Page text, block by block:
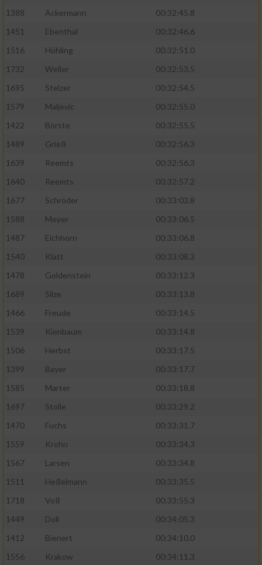
1388
Ackermann
00:32:45.8
1451
Ebenthal
00:32:46.6
1516
Höhling
00:32:51.0
1732
Weller
00:32:53.5
1695
Stelzer
00:32:54.5
1579
Maljevic
00:32:55.0
1422
Börste
00:32:55.5
1489
Grieß
00:32:56.3
1639
Reemts
00:32:56.3
1640
Reemts
00:32:57.2
1677
Schröder
00:33:03.8
1588
Meyer
00:33:06.5
1487
Eichhorn
00:33:06.8
1540
Klatt
00:33:08.3
1478
Goldenstein
00:33:12.3
1689
Silze
00:33:13.8
1466
Freude
00:33:14.5
1539
Kienbaum
00:33:14.8
1506
Herbst
00:33:17.5
1399
Bayer
00:33:17.7
1585
Marter
00:33:18.8
1697
Stolle
00:33:29.2
1470
Fuchs
00:33:31.7
1559
Krohn
00:33:34.3
1567
Larsen
00:33:34.8
1511
Heßelmann
00:33:35.5
1718
Voß
00:33:55.3
1449
Doll
00:34:05.3
1412
Bienert
00:34:10.0
1556
Krakow
00:34:11.3